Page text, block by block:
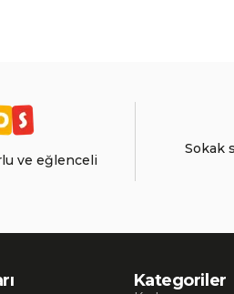
ve eğlenceli
Sokak
Kategoriler